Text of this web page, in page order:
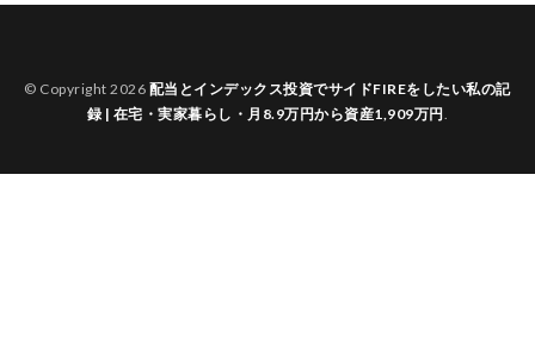
© Copyright 2026 配当とインデックス投資でサイドFIREをしたい私の記
録 | 在宅・実家暮らし・月8.9万円から資産1,909万円.